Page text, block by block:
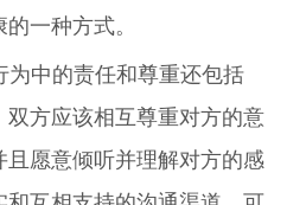
一种方式。
为中的责任和尊重还包括
双方应该相互尊重对方的意
且愿意倾听并理解对方的感